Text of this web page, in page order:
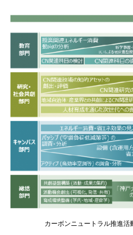
カーボンニュートラル推進